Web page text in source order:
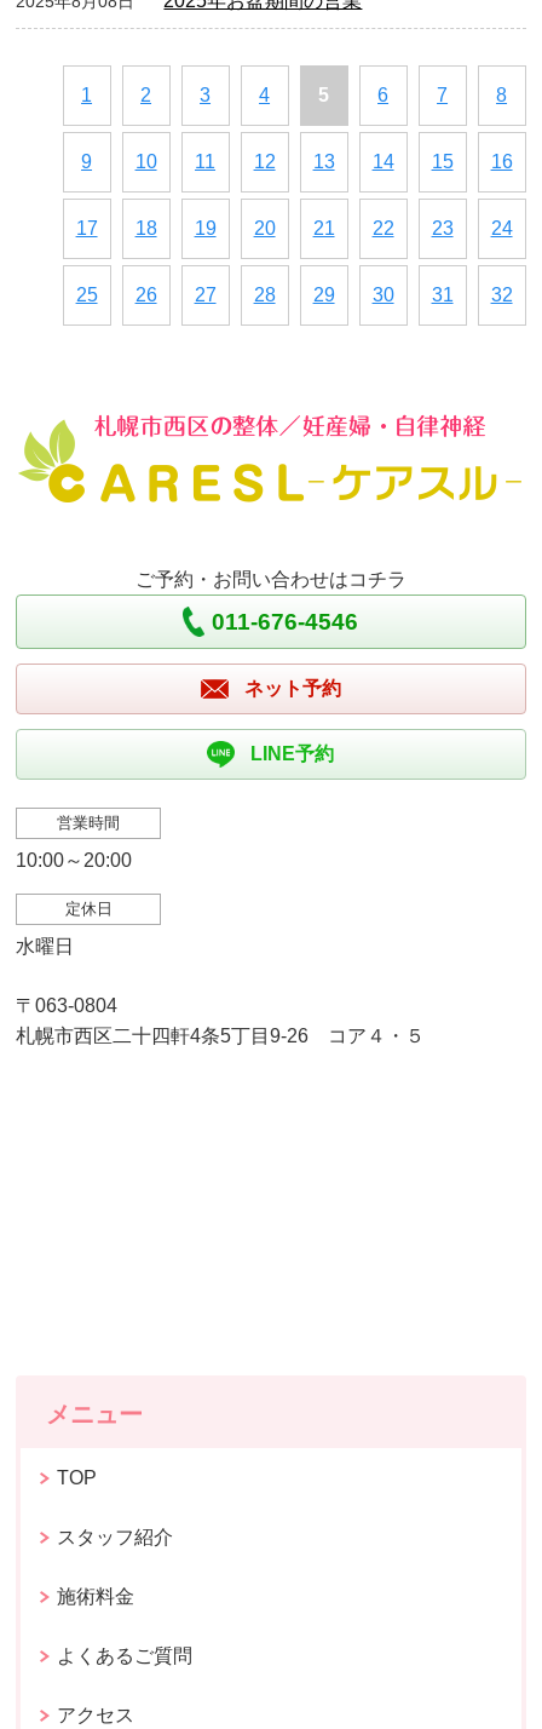
1 2 3 4 5 6 7 8
9 10 11 12 13 14 15 16
17 18 19 20 21 22 23 24
25 26 27 28 29 30 31 32
ご予約・お問い合わせはコチラ
011-676-4546
ネット予約
LINE予約
営業時間
10:00～20:00
定休日
水曜日
〒063-0804
札幌市西区二十四軒4条5丁目9-26 コア４・５
メニュー
TOP
スタッフ紹介
施術料金
よくあるご質問
アクセス